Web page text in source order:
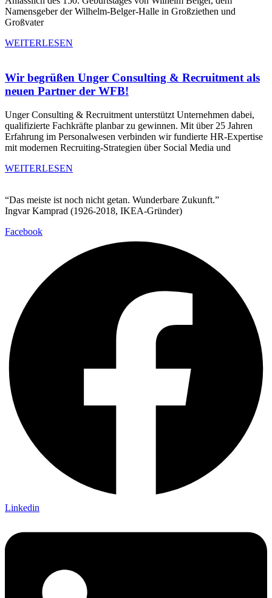
Namensgeber der Wilhelm-Belger-Halle in Großziethen und
Großvater
WEITERLESEN
Wir begrüßen Unger Consulting & Recruitment als
neuen Partner der WFB!
Unger Consulting & Recruitment unterstützt Unternehmen dabei,
qualifizierte Fachkräfte planbar zu gewinnen. Mit über 25 Jahren
Erfahrung im Personalwesen verbinden wir fundierte HR-Expertise
mit modernen Recruiting-Strategien über Social Media und
WEITERLESEN
“Das meiste ist noch nicht getan. Wunderbare Zukunft.”
Ingvar Kamprad (1926-2018, IKEA-Gründer)
Facebook
Linkedin